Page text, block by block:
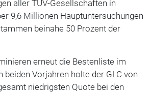
aller TÜV-Gesellschaften in
9,6 Millionen Hauptuntersuchungen
beinahe 50 Prozent der
erneut die Bestenliste im
beiden Vorjahren holte der GLC von
niedrigsten Quote bei den